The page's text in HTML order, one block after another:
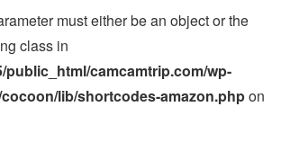
must either be an object or the
class in
public_html/camcamtrip.com/wp-
lib/shortcodes-amazon.phpon